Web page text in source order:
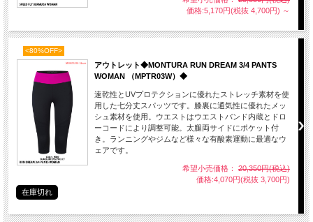
価格:5,170円(税抜 4,700円) ～
<80%OFF>
アウトレット◆MONTURA RUN DREAM 3/4 PANTS
WOMAN （MPTR03W）◆
速乾性とUVプロテクションに優れたストレッチ素材を使
用した七分丈スパッツです。膝裏に通気性に優れたメッ
シュ素材を使用。ウエストはウエストバンド内蔵とドロ
ーコードにより調整可能。太腿両サイドにポケット付
き。ランニングやジムなど様々な有酸素運動に最適なウ
ェアです。
希望小売価格： 20,350円(税込)
価格:4,070円(税抜 3,700円)
在庫切れ